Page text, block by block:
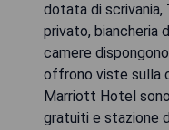
dotata di scrivania,
privato, biancheria
camere
offrono viste sulla
Marriott Hotel
gratuiti e stazione